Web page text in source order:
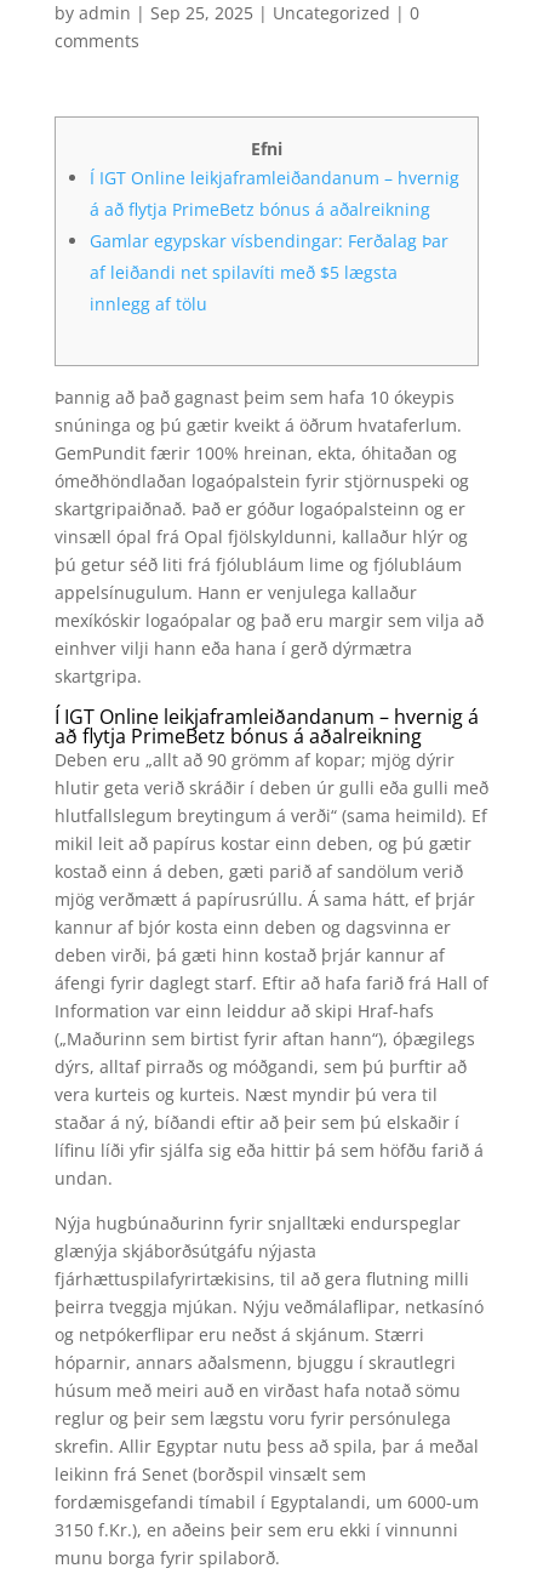
by admin | Sep 25, 2025| Uncategorized | 0
comments
Efni
Í IGT Online leikjaframleiðandanum – hvernig
á að flytja PrimeBetz bónus á aðalreikning
Gamlar egypskar vísbendingar: Ferðalag Þar
af leiðandi net spilavíti með $5 lægsta
innlegg af tölu
Þannig að það gagnast þeim sem hafa 10 ókeypis
snúninga og þú gætir kveikt á öðrum hvataferlum.
GemPundit færir 100% hreinan, ekta, óhitaðan og
ómeðhöndlaðan logaópalstein fyrir stjörnuspeki og
skartgripaiðnað. Það er góður logaópalsteinn og er
vinsæll ópal frá Opal fjölskyldunni, kallaður hlýr og
þú getur séð liti frá fjólubláum lime og fjólubláum
appelsínugulum. Hann er venjulega kallaður
mexíkóskir logaópalar og það eru margir sem vilja að
einhver vilji hann eða hana í gerð dýrmætra
skartgripa.
Í IGT Online leikjaframleiðandanum – hvernig á
að flytja PrimeBetz bónus á aðalreikning
Deben eru „allt að 90 grömm af kopar; mjög dýrir
hlutir geta verið skráðir í deben úr gulli eða gulli með
hlutfallslegum breytingum á verði“ (sama heimild). Ef
mikil leit að papírus kostar einn deben, og þú gætir
kostað einn á deben, gæti parið af sandölum verið
mjög verðmætt á papírusrúllu. Á sama hátt, ef þrjár
kannur af bjór kosta einn deben og dagsvinna er
deben virði, þá gæti hinn kostað þrjár kannur af
áfengi fyrir daglegt starf. Eftir að hafa farið frá Hall of
Information var einn leiddur að skipi Hraf-hafs
(„Maðurinn sem birtist fyrir aftan hann“), óþægilegs
dýrs, alltaf pirraðs og móðgandi, sem þú þurftir að
vera kurteis og kurteis. Næst myndir þú vera til
staðar á ný, bíðandi eftir að þeir sem þú elskaðir í
lífinu líði yfir sjálfa sig eða hittir þá sem höfðu farið á
undan.
Nýja hugbúnaðurinn fyrir snjalltæki endurspeglar
glænýja skjáborðsútgáfu nýjasta
fjárhættuspilafyrirtækisins, til að gera flutning milli
þeirra tveggja mjúkan. Nýju veðmálaflipar, netkasínó
og netpókerflipar eru neðst á skjánum. Stærri
hóparnir, annars aðalsmenn, bjuggu í skrautlegri
húsum með meiri auð en virðast hafa notað sömu
reglur og þeir sem lægstu voru fyrir persónulega
skrefin. Allir Egyptar nutu þess að spila, þar á meðal
leikinn frá Senet (borðspil vinsælt sem
fordæmisgefandi tímabil í Egyptalandi, um 6000-um
3150 f.Kr.), en aðeins þeir sem eru ekki í vinnunni
munu borga fyrir spilaborð.